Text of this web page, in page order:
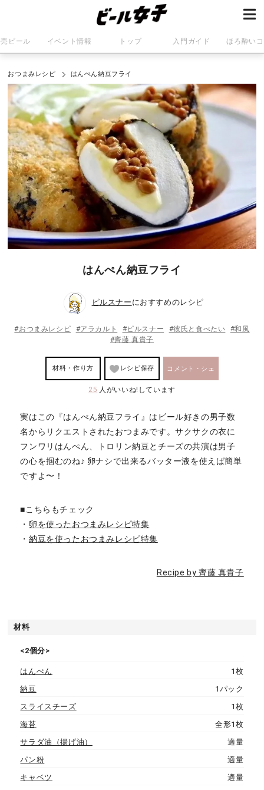
ビール イベント情報 トップ 入門ガイド ほろ酔い
おつまみレシピ はんぺん納豆フライ
はんぺん納豆フライ
ピルスナー におすすめのレシピ
#おつまみレシピ #アラカルト #ピルスナー #彼氏と食べたい
#和風
#齊藤 真貴子
材料・作り方 レシピ保存 コメント・シェ
25 人がいいね!しています
実はこの『はんぺん納豆フライ』はビール好きの男子数
名からリクエストされたおつまみです。サクサクの衣に
フンワリはんぺん、トロリン納豆とチーズの共演は男子
の心を掴むのね♪ 卵ナシで出来るバッター液を使えば簡単
ですよ〜！
■こちらもチェック
・ 卵を使ったおつまみレシピ特集
・納豆を使ったおつまみレシピ特集
Recipe by 齊藤 真貴子
材料
<2個分>
はんぺん
1枚
納豆
1パック
スライスチーズ
1枚
海苔
全形1枚
サラダ油（揚げ油）
適量
パン粉
適量
キャベツ
適量